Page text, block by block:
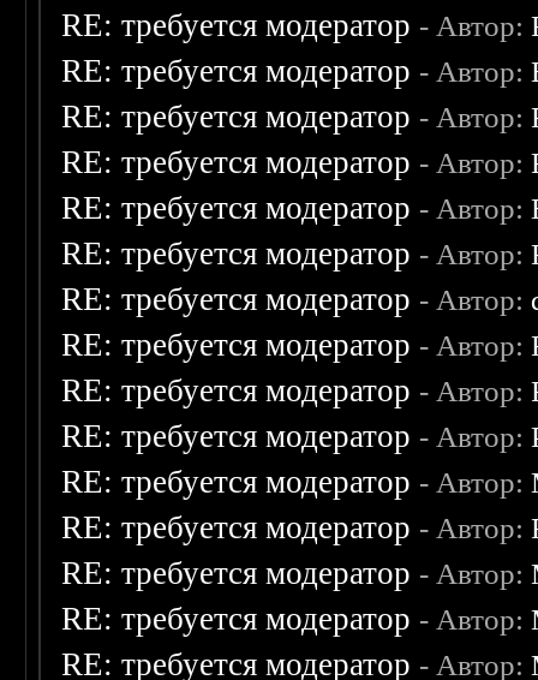
RE: требуется модератор - Автор:
RE: требуется модератор - Автор:
RE: требуется модератор - Автор:
RE: требуется модератор - Автор:
RE: требуется модератор - Автор:
RE: требуется модератор - Автор:
RE: требуется модератор - Автор:
RE: требуется модератор - Автор:
RE: требуется модератор - Автор:
RE: требуется модератор - Автор:
RE: требуется модератор - Автор:
RE: требуется модератор - Автор:
RE: требуется модератор - Автор:
RE: требуется модератор - Автор:
RE: требуется модератор - Автор: